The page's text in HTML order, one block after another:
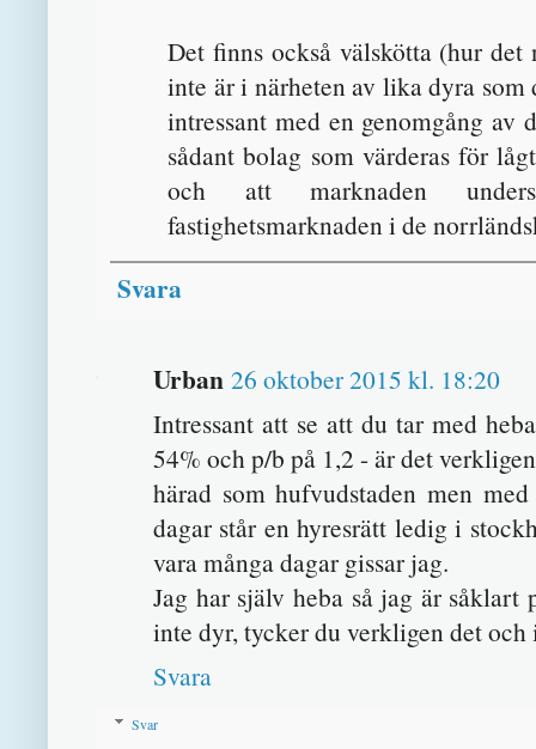
Det finns också välskötta (hur
inte är i närheten av lika dyra
intressant med en genomgång
sådant bolag som värderas för
och att marknaden
fastighetsmarknaden i de
Svara
Urban 26 oktober 2015 kl. 18:20
Intressant att se att du tar med
54% och p/b på 1,2 - är det
härad som hufvudstaden men
dagar står en hyresrätt ledig i
vara många dagar gissar jag.
Jag har själv heba så jag är
inte dyr, tycker du verkligen det
Svara
Svar